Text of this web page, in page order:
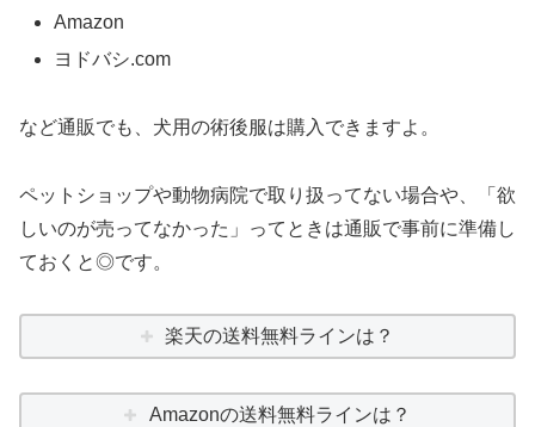
Amazon
ヨドバシ.com
など通販でも、犬用の術後服は購入できますよ。
ペットショップや動物病院で取り扱ってない場合や、「欲
しいのが売ってなかった」ってときは通販で事前に準備し
ておくと◎です。
楽天の送料無料ラインは？
Amazonの送料無料ラインは？